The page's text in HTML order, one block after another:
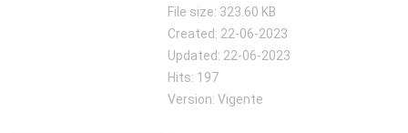
File size: 323.60 KB
Created: 22-06-2023
Updated: 22-06-2023
Hits: 197
Version: Vigente